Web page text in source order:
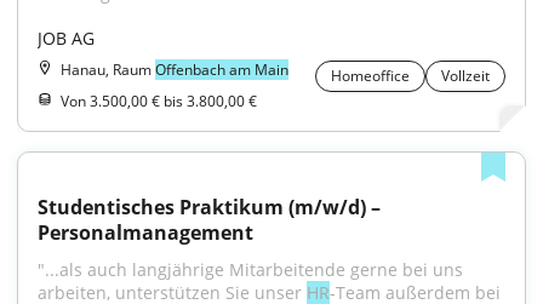
JOB AG
Hanau, RaumOffenbach am Main Homeoffice
Vollzeit
Von 3.500,00 € bis 3.800,00 €
Studentisches Praktikum (m/w/d) –
Personalmanagement
"...als auch langjährige Mitarbeitende gerne bei uns
arbeiten, unterstützen Sie unser HR-Team außerdem bei